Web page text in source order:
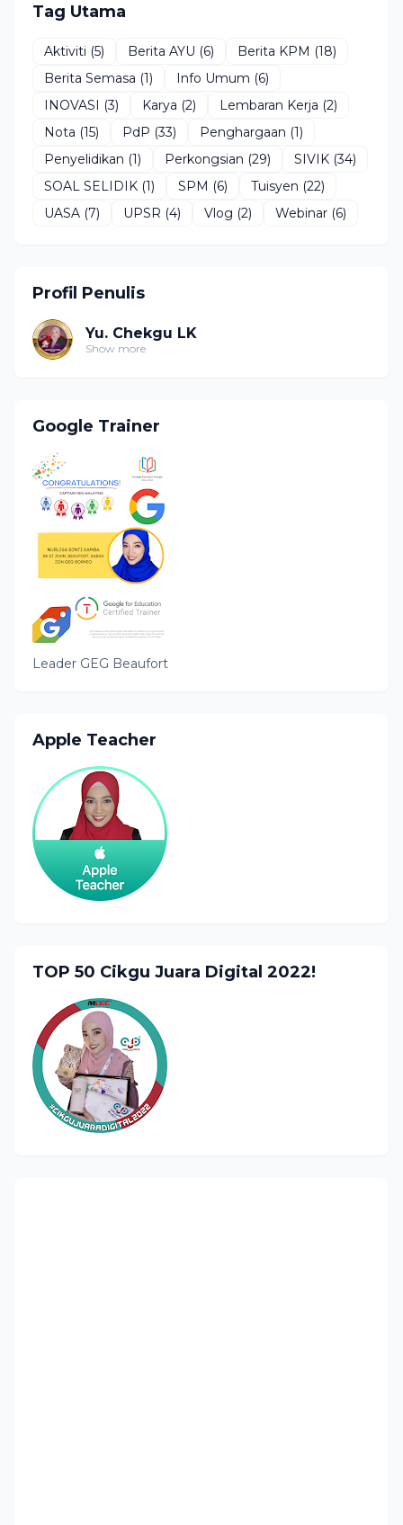
Tag Utama
Aktiviti (5) Berita AYU (6) Berita KPM (18)
Berita Semasa (1) Info Umum (6)
INOVASI (3) Karya (2) Lembaran Kerja (2)
Nota (15) PdP (33) Penghargaan (1)
Penyelidikan (1) Perkongsian (29) SIVIK (34)
SOAL SELIDIK (1) SPM (6) Tuisyen (22)
UASA (7) UPSR (4) Vlog (2) Webinar (6)
Profil Penulis
Yu. Chekgu LK
Show more
Google Trainer
Leader GEG Beaufort
Apple Teacher
TOP 50 Cikgu Juara Digital 2022!